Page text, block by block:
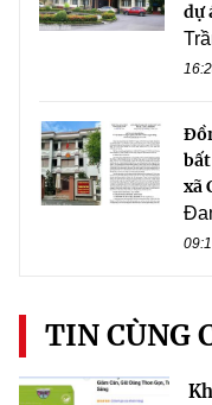
dự
xã
TIN CÙNG